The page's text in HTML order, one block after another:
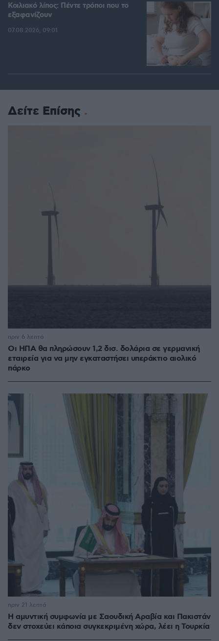
Κοιλιακό λίπος: Πέντε τρόποι που το
εξαφανίζουν
07.08.2026, 09:01
Δείτε Επίσης
Οι ΗΠΑ θα πληρώσουν 1,2 δισ. δολάρια σε γερμανική
εταιρεία για να μην εγκαταστήσει υπεράκτιο αιολικό
πάρκο
πριν 6 λεπτά
Η αμυντική συμφωνία με Σαουδική Αραβία και Πακιστάν
δεν στοχεύει κάποια συγκεκριμένη χώρα, λέει η Τουρκία
πριν 21 λεπτά